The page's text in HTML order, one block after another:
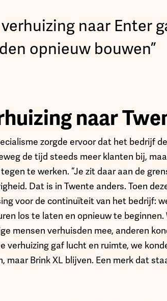
verhuizing naar Enter
opnieuw bouwen”
naar
zorgde ervoor dat het bedrijf
de tijd steeds meer klanten bij,
te werken. “Je zit daar aan de
Dat is in Twente anders. Toen
voor de continuïteit van het bedrijf:
los te laten en opnieuw te
mensen verhuisden mee, anderen
verhuizing gaf lucht en ruimte, we
maar Brink XL blijven. Een merk dat